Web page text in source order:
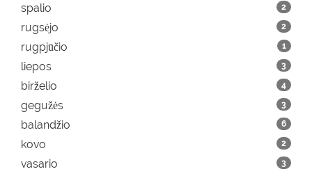
spalio 2
rugsėjo 2
rugpjūčio 1
liepos 3
birželio 4
gegužės 3
balandžio 6
kovo 2
vasario 3